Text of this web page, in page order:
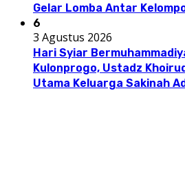
Gelar Lomba Antar
6
3 Agustus 2026
Hari Syiar
Kulonprogo, Ustadz
Utama Keluarga Sakinah